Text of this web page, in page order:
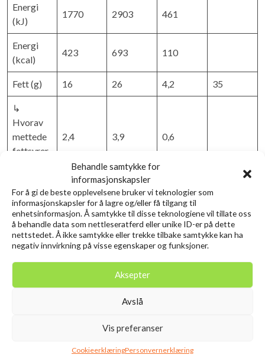
Behandle samtykke for
informasjonskapsler
For å gi de beste opplevelsene bruker vi teknologier som
informasjonskapsler for å lagre og/eller få tilgang til
enhetsinformasjon. Å samtykke til disse teknologiene vil tillate oss
å behandle data som nettleseratferd eller unike ID-er på dette
nettstedet. Å ikke samtykke eller trekke tilbake samtykke kan ha
negativ innvirkning på visse egenskaper og funksjoner.
Aksepter
Avslå
Vis preferanser
CookieerklæringPersonvernerklæring
Energi
(kJ)
1770 2903 461
Energi
(kcal)
423 693 110
Fett (g) 16 26 4,2 35
↳
Hvorav
mettede
fettsyrer
2,4 3,9 0,6
Karbohy
drater (g)
46 75 12,0 45
↳
Hvorav
6,5 10,7 1,7
18